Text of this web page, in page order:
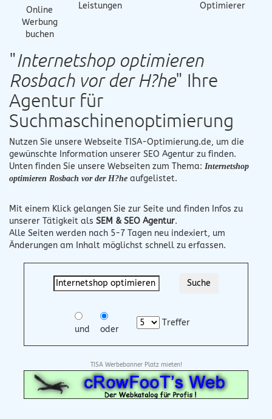
Online
Werbung
buchen
Leistungen
Optimierer
"Internetshop optimieren
Rosbach vor der H?he" Ihre
Agentur für
Suchmaschinenoptimierung
Nutzen Sie unsere Webseite TISA-Optimierung.de, um die
gewünschte Information unserer SEO Agentur zu finden.
Unten finden Sie unsere Webseiten zum Thema: Internetshop
optimieren Rosbach vor der H?he aufgelistet.
Mit einem Klick gelangen Sie zur Seite und finden Infos zu
unserer Tätigkeit als SEM & SEO Agentur.
Alle Seiten werden nach 5-7 Tagen neu indexiert, um
Änderungen am Inhalt möglichst schnell zu erfassen.
und oder
Treffer
TISA Werbebanner Platz mieten!